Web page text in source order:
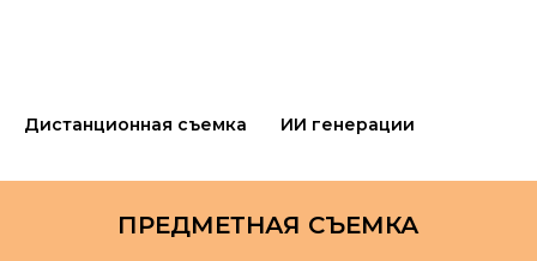
Дистанционная съемка ИИ генерации
ПРЕДМЕТНАЯ СЪЕМКА